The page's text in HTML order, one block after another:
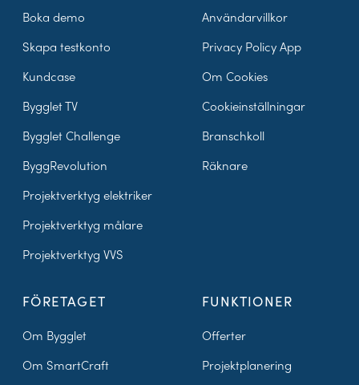
Boka demo
Skapa testkonto
Kundcase
Bygglet TV
Bygglet Challenge
ByggRevolution
Projektverktyg elektriker
Projektverktyg målare
Projektverktyg VVS
Användarvillkor
Privacy Policy App
Om Cookies
Cookieinställningar
Branschkoll
Räknare
FÖRETAGET
Om Bygglet
Om SmartCraft
FUNKTIONER
Offerter
Projektplanering